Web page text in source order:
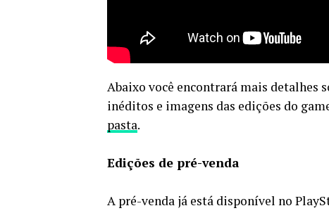
Abaixo você encontrará mais detalhes
inéditos e imagens das edições do
pasta.
Edições de pré-venda
A pré-venda já está disponível no